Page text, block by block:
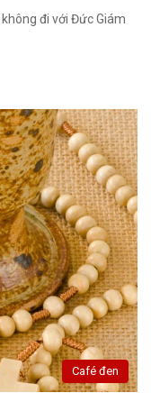
đi với Đức Giám
Café đen